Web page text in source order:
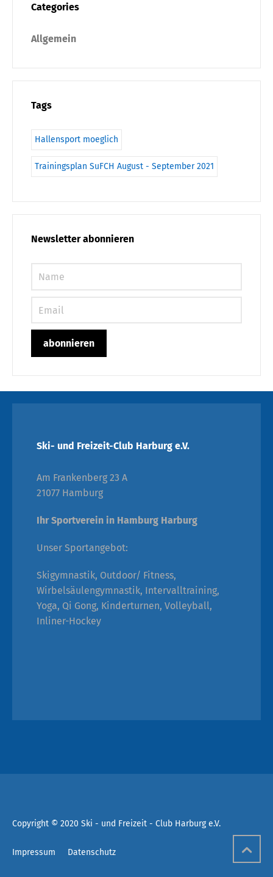
Categories
Allgemein
Tags
Hallensport moeglich
Trainingsplan SuFCH August - September 2021
Newsletter abonnieren
Ski- und Freizeit-Club Harburg e.V.
Am Frankenberg 23 A
21077 Hamburg
Ihr Sportverein in Hamburg Harburg
Unser Sportangebot:
Skigymnastik, Outdoor/ Fitness,
Wirbelsäulengymnastik, Intervalltraining,
Yoga, Qi Gong, Kinderturnen, Volleyball,
Inliner-Hockey
Copyright © 2020 Ski - und Freizeit - Club Harburg e.V.
Impressum Datenschutz